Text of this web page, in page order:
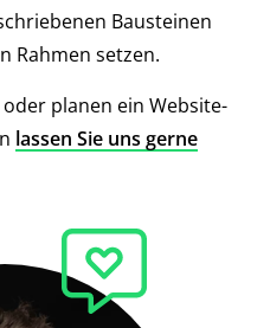
Bausteinen
Rahmen setzen.
planen ein Website-
lassen Sie uns gerne